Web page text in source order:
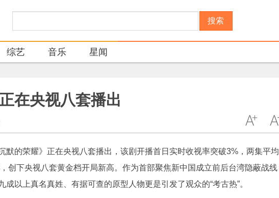
搜索
综艺 音乐 星闻
在央视八套播出
的荣耀》正在央视八套播出，该剧开播首日实时收视率突破3%，两集平均
创下央视八套黄金档开局新高。作为首部聚焦新中国成立前后台湾隐蔽战线
以上真名真姓、有据可查的原型人物更是引发了观众的“考古热”。